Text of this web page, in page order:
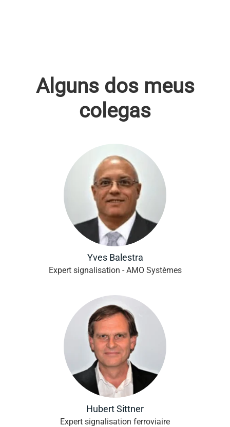
Alguns dos meus
colegas
Yves Balestra
Expert signalisation - AMO Systèmes
Hubert Sittner
Expert signalisation ferroviaire